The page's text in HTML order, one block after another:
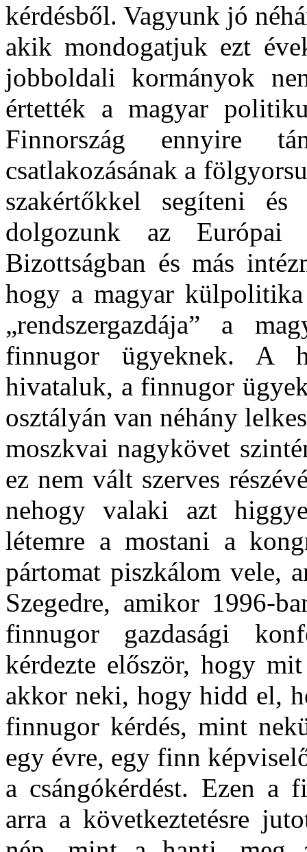
kérdésből. Vagyunk jó
akik mondogatjuk ezt
jobboldali kormányok
értették a magyar
Finnország ennyire
csatlakozásának a
szakértőkkel segíteni
dolgozunk az Európai
Bizottságban és más
hogy a magyar
„rendszergazdája” a
finnugor ügyeknek. A
hivataluk, a finnugor
osztályán van néhány
moszkvai nagykövet
ez nem vált szerves
nehogy valaki azt
létemre a mostani a
pártomat piszkálom vele,
Szegedre, amikor 1996-
finnugor gazdasági
kérdezte először, hogy
akkor neki, hogy hidd el,
finnugor kérdés, mint
egy évre, egy finn
a csángókérdést. Ezen
arra a következtetésre